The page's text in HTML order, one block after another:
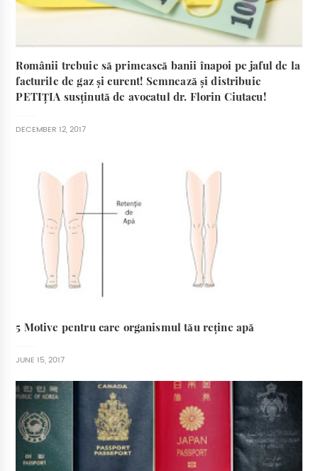
Românii trebuie să primească banii înapoi pe jaful de la
facturile de gaz și curent! Semnează și distribuie
PETIȚIA susținută de avocatul dr. Florin Ciutacu!
DECEMBER 12, 2017
5 Motive pentru care organismul tău reține apă
JUNE 15, 2017